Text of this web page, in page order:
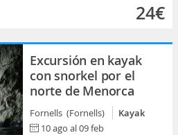
24€
Excursión en kayak
con snorkel por el
norte de Menorca
Fornells (Fornells)
Kayak
10 ago al 09 feb